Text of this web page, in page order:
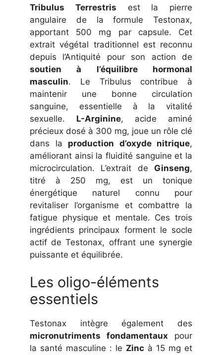
Tribulus Terrestris est la pierre
angulaire de la formule Testonax,
apportant 500 mg par capsule. Cet
extrait végétal traditionnel est reconnu
depuis l’Antiquité pour son action de
soutien à l’équilibre hormonal
masculin. Le Tribulus contribue à
maintenir une bonne circulation
sanguine, essentielle à la vitalité
sexuelle. L-Arginine, acide aminé
précieux dosé à 300 mg, joue un rôle clé
dans la production d’oxyde nitrique,
améliorant ainsi la fluidité sanguine et la
microcirculation. L’extrait de Ginseng,
titré à 250 mg, est un tonique
énergétique naturel connu pour
revitaliser l’organisme et combattre la
fatigue physique et mentale. Ces trois
ingrédients principaux forment le socle
actif de Testonax, offrant une synergie
puissante et équilibrée.
Les oligo-éléments
essentiels
Testonax intègre également des
micronutriments fondamentaux pour
la santé masculine : le Zinc à 15 mg et